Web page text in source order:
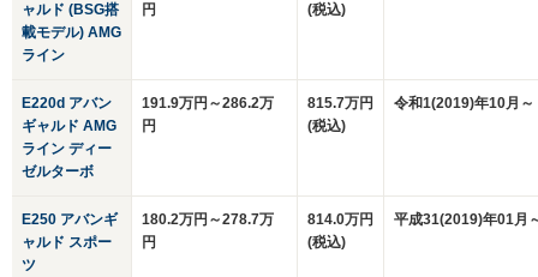
ャルド (BSG搭
載モデル) AMG
ライン
円
(税込)
E220d アバン
ギャルド AMG
ライン ディー
ゼルターボ
191.9万円～286.2万
円
815.7万円
(税込)
令和1(2019)年10月～
E250 アバンギ
ャルド スポー
ツ
180.2万円～278.7万
円
814.0万円
(税込)
平成31(2019)年01月